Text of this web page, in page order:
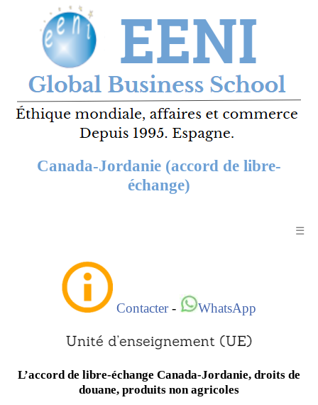
Canada-Jordanie (accord de libre-
échange)
☰
Contacter- WhatsApp
L’accord de libre-échange Canada-Jordanie, droits de
douane, produits non agricoles